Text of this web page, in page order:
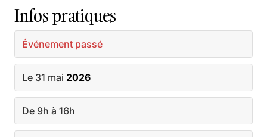
Infos pratiques
Événement passé
Le 31 mai 2026
De 9h à 16h